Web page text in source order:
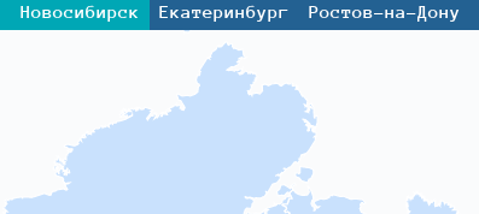
Новосибирск Екатеринбург Ростов-на-Дону